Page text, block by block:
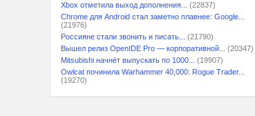
Xbox отметила выход дополнения...
(22837)
Chrome для Android стал заметно плавнее: Google...
(21976)
Россияне стали звонить и писать...
(21790)
Вышел релиз OpenIDE Pro — корпоративной...
(20347)
Mitsubishi начнёт выпускать по 1000...
(19907)
Owlcat починила Warhammer 40,000: Rogue Trader...
(19270)